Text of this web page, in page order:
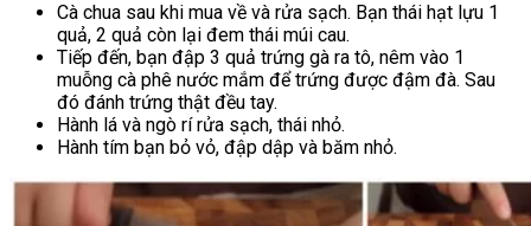
Cà chua sau khi mua về và rửa sạch. Bạn thái hạt lựu 1
quả, 2 quả còn lại đem thái múi cau.
Tiếp đến, bạn đập 3 quả trứng gà ra tô, nêm vào 1
muỗng cà phê nước mắm để trứng được đậm đà. Sau
đó đánh trứng thật đều tay.
Hành lá và ngò rí rửa sạch, thái nhỏ.
Hành tím bạn bỏ vỏ, đập dập và băm nhỏ.